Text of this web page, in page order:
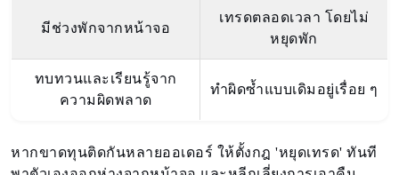
มีช่วงพักจากหน้าจอ
เทรดตลอดเวลา โดยไม่
หยุดพัก
ทบทวนและเรียนรู้จาก
ความผิดพลาด
ทำผิดซ้ำแบบเดิมอยู่เรื่อย ๆ
หากขาดทุนติดกันหลายออเดอร์ ให้ตั้งกฎ 'หยุดเทรด' ทันที